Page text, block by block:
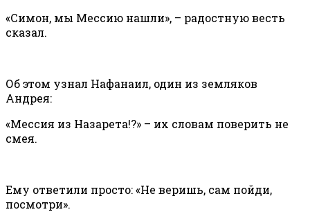
«Симон, мы Мессию нашли», – радостную весть
сказал.
Об этом узнал Нафанаил, один из земляков
Андрея:
«Мессия из Назарета!?» – их словам поверить не
смея.
Ему ответили просто: «Не веришь, сам пойди,
посмотри».